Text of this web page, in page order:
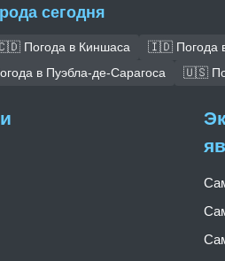
сегодня
Погода в Киншаса 🇮🇩 Погода
в Пуэбла-де-Сарагоса 🇺🇸